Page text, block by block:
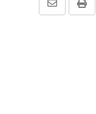
Print
Share